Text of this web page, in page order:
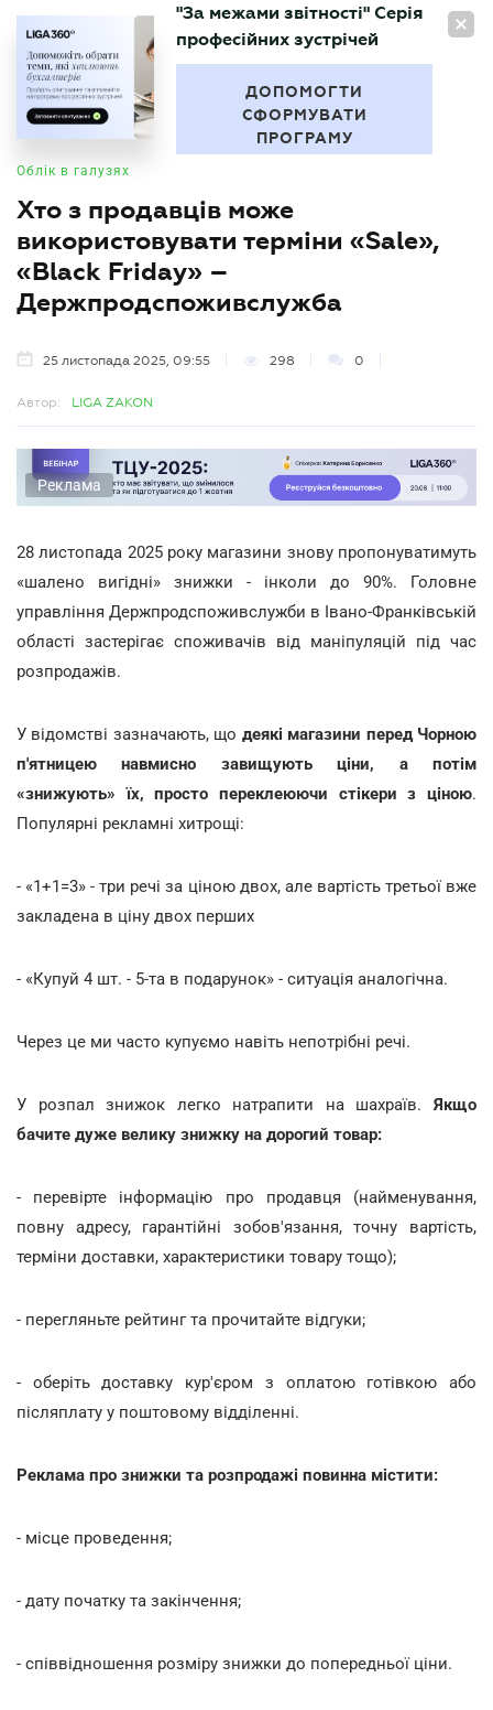
UA
БУХГАЛТЕР
"За межами звітності" Серія
професійних зустрічей
ДОПОМОГТИ
СФОРМУВАТИ
ПРОГРАМУ
Облік в галузях
Хто з продавців може
використовувати терміни «Sale»,
«Black Fridаy» –
Держпродспоживслужба
25 листопада 2025, 09:55 298 0
Автор: LIGA ZAKON
Реклама
28 листопада 2025 року магазини знову пропонуватимуть
«шалено вигідні» знижки - інколи до 90%. Головне
управління Держпродспоживслужби в Івано-Франківській
області застерігає споживачів від маніпуляцій під час
розпродажів.
У відомстві зазначають, що деякі магазини перед Чорною
п'ятницею навмисно завищують ціни, а потім
«знижують» їх, просто переклеюючи стікери з ціною.
Популярні рекламні хитрощі:
- «1+1=3» - три речі за ціною двох, але вартість третьої вже
закладена в ціну двох перших
- «Купуй 4 шт. - 5-та в подарунок» - ситуація аналогічна.
Через це ми часто купуємо навіть непотрібні речі.
У розпал знижок легко натрапити на шахраїв. Якщо
бачите дуже велику знижку на дорогий товар:
- перевірте інформацію про продавця (найменування,
повну адресу, гарантійні зобов'язання, точну вартість,
терміни доставки, характеристики товару тощо);
- перегляньте рейтинг та прочитайте відгуки;
- оберіть доставку кур'єром з оплатою готівкою або
післяплату у поштовому відділенні.
Реклама про знижки та розпродажі повинна містити:
- місце проведення;
- дату початку та закінчення;
- співвідношення розміру знижки до попередньої ціни.